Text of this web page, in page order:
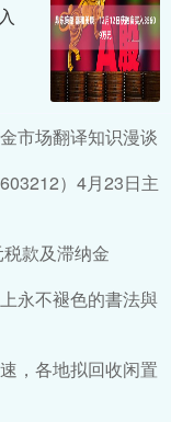
市场翻译知识漫谈
）4月23日主
款及滞纳金
永不褪色的書法與
，各地拟回收闲置